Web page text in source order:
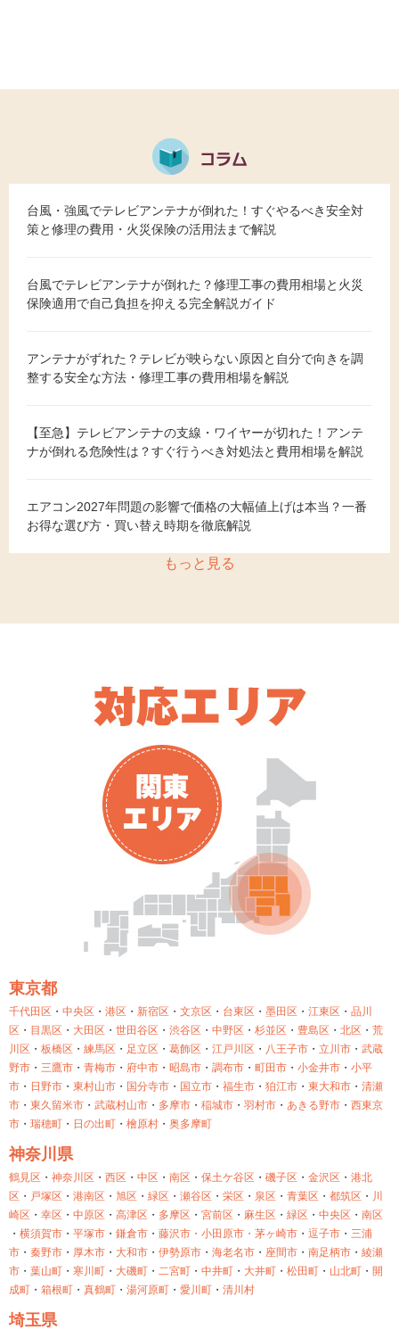
台風・強風でテレビアンテナが倒れた！すぐやるべき安全対
策と修理の費用・火災保険の活用法まで解説
台風でテレビアンテナが倒れた？修理工事の費用相場と火災
保険適用で自己負担を抑える完全解説ガイド
アンテナがずれた？テレビが映らない原因と自分で向きを調
整する安全な方法・修理工事の費用相場を解説
【至急】テレビアンテナの支線・ワイヤーが切れた！アンテ
ナが倒れる危険性は？すぐ行うべき対処法と費用相場を解説
エアコン2027年問題の影響で価格の大幅値上げは本当？一番
お得な選び方・買い替え時期を徹底解説
もっと見る
東京都
千代田区 ・ 中央区 ・ 港区 ・ 新宿区 ・ 文京区 ・ 台東区 ・ 墨田区 ・ 江東区 ・ 品川
区 ・ 目黒区 ・ 大田区 ・ 世田谷区 ・ 渋谷区 ・ 中野区 ・ 杉並区 ・ 豊島区 ・ 北区 ・ 荒
川区 ・ 板橋区 ・ 練馬区 ・ 足立区 ・ 葛飾区 ・ 江戸川区 ・ 八王子市 ・ 立川市 ・ 武蔵
野市 ・ 三鷹市 ・ 青梅市 ・ 府中市 ・ 昭島市 ・ 調布市 ・ 町田市 ・ 小金井市 ・ 小平
市 ・ 日野市 ・ 東村山市 ・ 国分寺市 ・ 国立市 ・ 福生市 ・ 狛江市 ・ 東大和市 ・ 清瀬
市 ・ 東久留米市 ・ 武蔵村山市 ・ 多摩市 ・ 稲城市 ・ 羽村市 ・ あきる野市 ・ 西東京
市 ・ 瑞穂町 ・ 日の出町 ・ 檜原村 ・ 奥多摩町
神奈川県
鶴見区 ・ 神奈川区 ・ 西区 ・ 中区 ・ 南区 ・ 保土ケ谷区 ・ 磯子区 ・ 金沢区 ・ 港北
区 ・ 戸塚区 ・ 港南区 ・ 旭区 ・ 緑区 ・ 瀬谷区 ・ 栄区 ・ 泉区 ・ 青葉区 ・ 都筑区 ・ 川
崎区 ・ 幸区 ・ 中原区 ・ 高津区 ・ 多摩区 ・ 宮前区 ・ 麻生区 ・ 緑区 ・ 中央区 ・ 南区
・ 横須賀市 ・ 平塚市 ・ 鎌倉市 ・ 藤沢市・ 小田原市・ 茅ヶ崎市 ・ 逗子市 ・ 三浦
市 ・ 秦野市 ・ 厚木市 ・ 大和市 ・ 伊勢原市 ・ 海老名市 ・ 座間市 ・ 南足柄市 ・ 綾瀬
市 ・ 葉山町 ・ 寒川町 ・ 大磯町 ・ 二宮町 ・ 中井町 ・ 大井町 ・ 松田町 ・ 山北町 ・ 開
成町 ・ 箱根町 ・ 真鶴町 ・ 湯河原町 ・ 愛川町 ・ 清川村
埼玉県